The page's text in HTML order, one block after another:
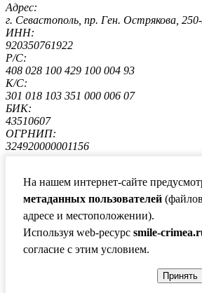
Адрес:
г. Севастополь, пр. Ген. Острякова,
ИНН:
920350761922
Р/С:
408 028 100 429 100 004 93
К/С:
301 018 103 351 000 006 07
БИК:
43510607
ОГРНИП:
324920000001156
сохраняются за правообладателями
Политика конфиденциальности
Согласие на обработку персональных
Сайты для бизнеса
На нашем интернет-сайте
метаданных пользователей
адресе и местоположении).
Используя web-ресурс smile-
согласие с этим условием.
Принять